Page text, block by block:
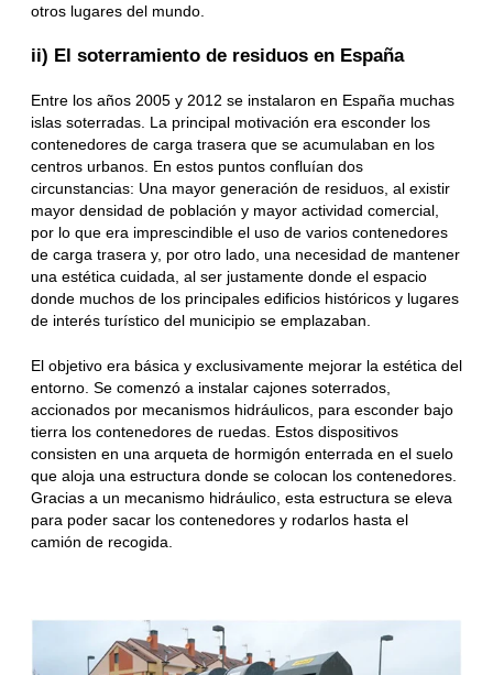
otros lugares del mundo.
ii) El soterramiento de residuos en España
Entre los años 2005 y 2012 se instalaron en España muchas
islas soterradas. La principal motivación era esconder los
contenedores de carga trasera que se acumulaban en los
centros urbanos. En estos puntos confluían dos
circunstancias: Una mayor generación de residuos, al existir
mayor densidad de población y mayor actividad comercial,
por lo que era imprescindible el uso de varios contenedores
de carga trasera y, por otro lado, una necesidad de mantener
una estética cuidada, al ser justamente donde el espacio
donde muchos de los principales edificios históricos y lugares
de interés turístico del municipio se emplazaban.
El objetivo era básica y exclusivamente mejorar la estética del
entorno. Se comenzó a instalar cajones soterrados,
accionados por mecanismos hidráulicos, para esconder bajo
tierra los contenedores de ruedas. Estos dispositivos
consisten en una arqueta de hormigón enterrada en el suelo
que aloja una estructura donde se colocan los contenedores.
Gracias a un mecanismo hidráulico, esta estructura se eleva
para poder sacar los contenedores y rodarlos hasta el
camión de recogida.